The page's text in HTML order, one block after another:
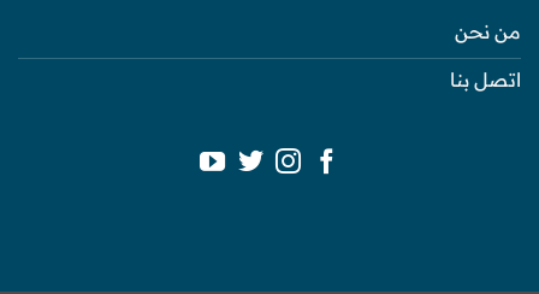
من نحن
اتصل بنا